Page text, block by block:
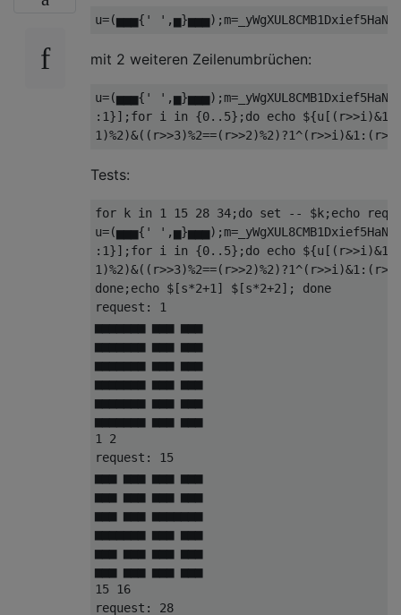
mit 2 weiteren Zeilenumbrüchen:
u=(▅▅▅{'
:1}];for i in {0..5};do echo ${u[(r>>i)&1]}
Tests:
for k in 1 15 28 34;do set -- $k;echo
u=(▅▅▅{'
:1}];for i in {0..5};do echo ${u[(r>>i)&1]}
done;echo $[s*2+1] $[s*2+2]; done
request: 1
▅▅▅▅▅▅▅ ▅▅▅ ▅▅▅
▅▅▅▅▅▅▅ ▅▅▅ ▅▅▅
▅▅▅▅▅▅▅ ▅▅▅ ▅▅▅
▅▅▅▅▅▅▅ ▅▅▅ ▅▅▅
▅▅▅▅▅▅▅ ▅▅▅ ▅▅▅
▅▅▅▅▅▅▅ ▅▅▅ ▅▅▅
1 2
request: 15
▅▅▅ ▅▅▅ ▅▅▅ ▅▅▅
▅▅▅ ▅▅▅ ▅▅▅ ▅▅▅
▅▅▅ ▅▅▅ ▅▅▅▅▅▅▅
▅▅▅▅▅▅▅ ▅▅▅ ▅▅▅
▅▅▅ ▅▅▅ ▅▅▅ ▅▅▅
▅▅▅ ▅▅▅ ▅▅▅ ▅▅▅
15 16
request: 28